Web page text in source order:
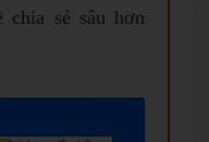
chia sẻ sâu hơn